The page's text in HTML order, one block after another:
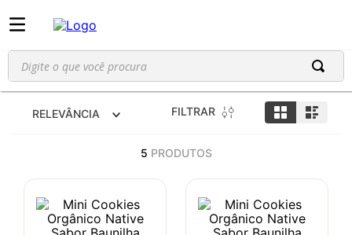
Digite o que você procura
RELEVÂNCIA FILTRAR
5 PRODUTOS